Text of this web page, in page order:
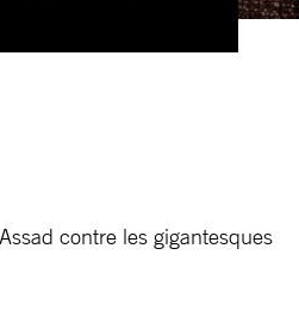
contre les gigantesques